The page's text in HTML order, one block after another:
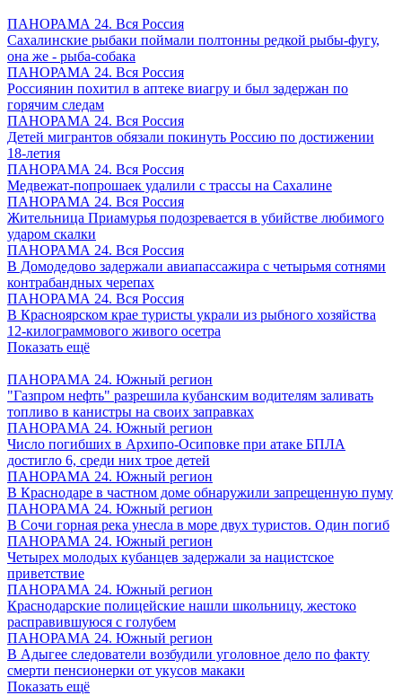
ПАНОРАМА 24. Вся Россия
Сахалинские рыбаки поймали полтонны редкой рыбы-фугу,
она же - рыба-собака
ПАНОРАМА 24. Вся Россия
Россиянин похитил в аптеке виагру и был задержан по
горячим следам
ПАНОРАМА 24. Вся Россия
Детей мигрантов обязали покинуть Россию по достижении
18-летия
ПАНОРАМА 24. Вся Россия
Медвежат-попрошаек удалили с трассы на Сахалине
ПАНОРАМА 24. Вся Россия
Жительница Приамурья подозревается в убийстве любимого
ударом скалки
ПАНОРАМА 24. Вся Россия
В Домодедово задержали авиапассажира с четырьмя сотнями
контрабандных черепах
ПАНОРАМА 24. Вся Россия
В Красноярском крае туристы украли из рыбного хозяйства
12-килограммового живого осетра
Показать ещё
ПАНОРАМА 24. Южный регион
"Газпром нефть" разрешила кубанским водителям заливать
топливо в канистры на своих заправках
ПАНОРАМА 24. Южный регион
Число погибших в Архипо-Осиповке при атаке БПЛА
достигло 6, среди них трое детей
ПАНОРАМА 24. Южный регион
В Краснодаре в частном доме обнаружили запрещенную пуму
ПАНОРАМА 24. Южный регион
В Сочи горная река унесла в море двух туристов. Один погиб
ПАНОРАМА 24. Южный регион
Четырех молодых кубанцев задержали за нацистское
приветствие
ПАНОРАМА 24. Южный регион
Краснодарские полицейские нашли школьницу, жестоко
расправившуюся с голубем
ПАНОРАМА 24. Южный регион
В Адыгее следователи возбудили уголовное дело по факту
смерти пенсионерки от укусов макаки
Показать ещё